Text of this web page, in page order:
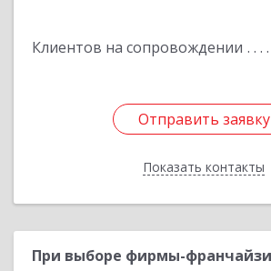
Клиентов на сопровождении
Отправить заявку
Показать контакты
Отправить заявку
Назад
При выборе фирмы-